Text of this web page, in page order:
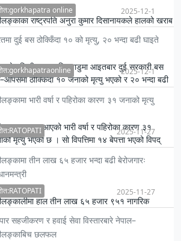
राष्ट्रपति अनुरा कुमार दिसानायकले हालको खराब
प्रकोपको सामना गरिरहेको अवस्थामा सार्वजनिक
घो…
online 2025-12-1
दुई बस ठोक्किँदा १० को मृत्यु, २० भन्दा बढी घाइते
दक्षिणी राज्य तमिलनाडुमा आइतबार दुई सरकारी बस
ठोक्किँदा १० जनाको मृत्यु भएको र २० भन्दा बढी
2025-12-1
भारी वर्षा र पहिरोका कारण ३१ जनाको मृत्यु
हाल आएको भारी वर्षा र पहिरोका कारण ३१
मृत्यु भएकाे छ । साे विपत्तिमा १४ बेपत्ता भएको विपद्
2025-11-27
तीन लाख ६५ हजार भन्दा बढी बेरोजगारः
हाल तीन लाख ६५ हजार ९५१ नागरिक
रहेको श्रीलङ्काका प्रधानमन्त्री हरिनी अमरसुरियाले
संसदमा…
2025-11-27
सहजीकरण र हवाई सेवा विस्तारबारे नेपाल–
छलफल